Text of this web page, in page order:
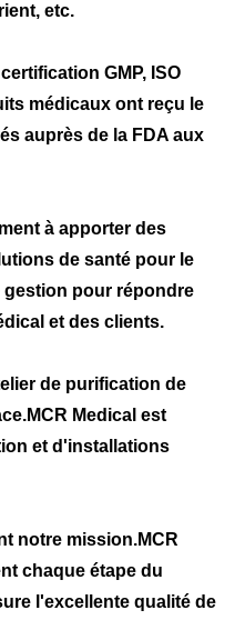
etc.
GMP, ISO
médicaux ont reçu le
auprès de la FDA aux
à apporter des
de santé pour le
gestion pour répondre
et des clients.
de purification de
Medical est
et d'installations
notre mission.MCR
chaque étape du
l'excellente qualité de